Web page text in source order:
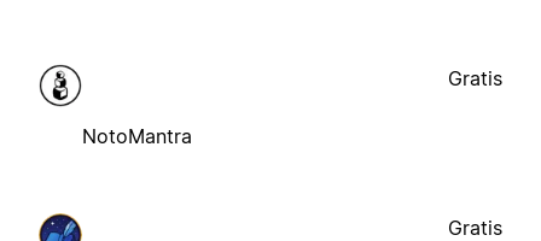
NotoMantra
Gratis
Gratis